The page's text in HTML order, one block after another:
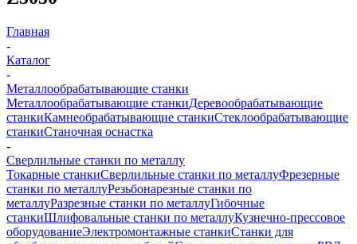
Главная
-
Каталог
-
Металлообрабатывающие станки
Металлообрабатывающие станкиДеревообрабатывающие
станкиКамнеобрабатывающие станкиСтеклообрабатывающие
станкиСтаночная оснастка
-
Сверлильные станки по металлу
Токарные станкиСверлильные станки по металлуФрезерные
станки по металлуРезьбонарезные станки по
металлуРазрезные станки по металлуГибочные
станкиШлифовальные станки по металлуКузнечно-прессовое
оборудованиеЭлектромонтажные станкиСтанки для